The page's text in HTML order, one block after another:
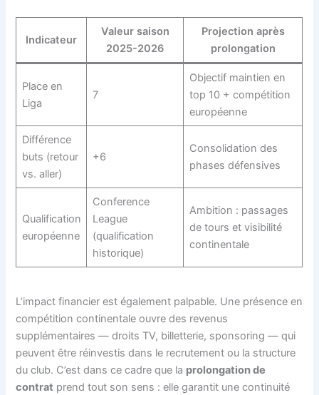
Indicateur
Valeur saison
2025-2026
Projection après
prolongation
Place en
Liga
7
Objectif maintien en
top 10 + compétition
européenne
Différence
buts (retour
vs. aller)
+6
Consolidation des
phases défensives
Qualification
européenne
Conference
League
(qualification
historique)
Ambition : passages
de tours et visibilité
continentale
L’impact financier est également palpable. Une présence en
compétition continentale ouvre des revenus
supplémentaires — droits TV, billetterie, sponsoring — qui
peuvent être réinvestis dans le recrutement ou la structure
du club. C’est dans ce cadre que la prolongation de
contrat prend tout son sens : elle garantit une continuité